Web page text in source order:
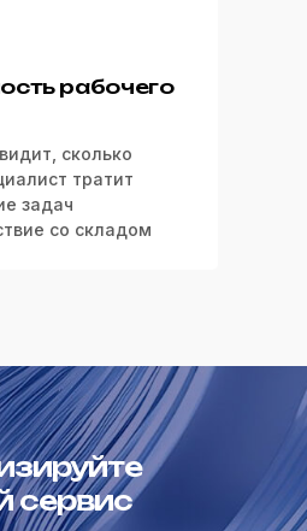
сколько
тратит
задач
со складом
рабочего
сервис